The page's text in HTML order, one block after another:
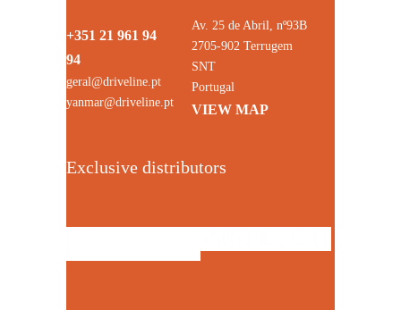
+351 21 961 94
94
geral@driveline.pt
yanmar@driveline.pt
Av. 25 de Abril, nº93B
2705-902 Terrugem
SNT
Portugal
VIEW MAP
Exclusive distributors